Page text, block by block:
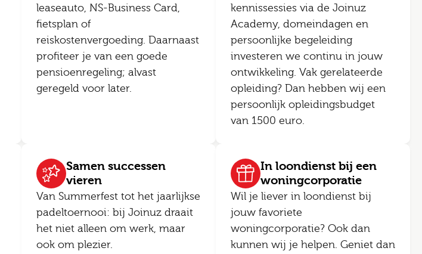
leaseauto, NS-Business Card,
fietsplan of
reiskostenvergoeding. Daarnaast
profiteer je van een goede
pensioenregeling; alvast
geregeld voor later.
kennissessies via de Joinuz
Academy, domeindagen en
persoonlijke begeleiding
investeren we continu in jouw
ontwikkeling. Vak gerelateerde
opleiding? Dan hebben wij een
persoonlijk opleidingsbudget
van 1500 euro.
Samen successen
vieren
Van Summerfest tot het jaarlijkse
padeltoernooi: bij Joinuz draait
het niet alleen om werk, maar
ook om plezier.
In loondienst bij een
woningcorporatie
Wil je liever in loondienst bij
jouw favoriete
woningcorporatie? Ook dan
kunnen wij je helpen. Geniet dan